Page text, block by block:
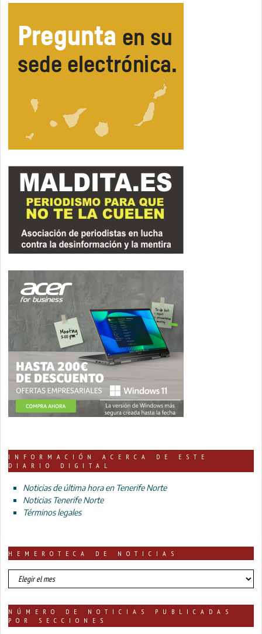
INFORMACIÓN ACERCA DE ESTE
DIARIO DIGITAL
Noticias de última hora en Tenerife Norte
Noticias Tenerife Norte
Términos legales
HEMEROTECA DE NOTICIAS
HEMEROTECA
DE
NÚMERO DE NOTICIAS PUBLICADAS
POR SECCIONES